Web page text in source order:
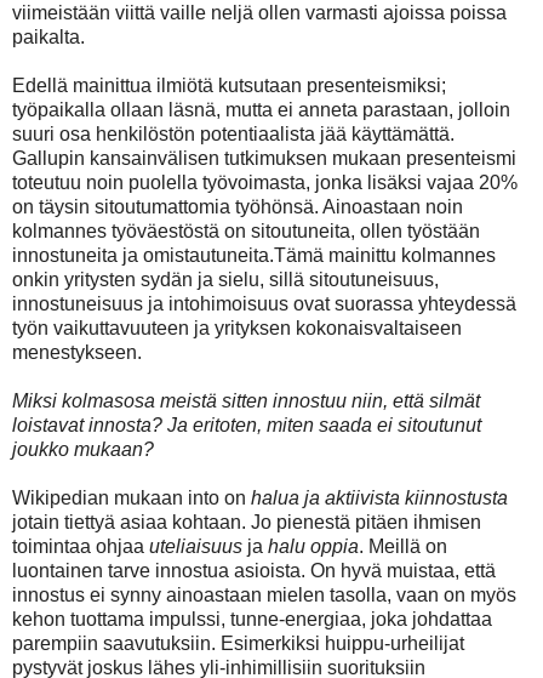
viimeistään viittä vaille neljä ollen varmasti ajoissa poissa
paikalta.
Edellä mainittua ilmiötä kutsutaan presenteismiksi;
työpaikalla ollaan läsnä, mutta ei anneta parastaan, jolloin
suuri osa henkilöstön potentiaalista jää käyttämättä.
Gallupin kansainvälisen tutkimuksen mukaan presenteismi
toteutuu noin puolella työvoimasta, jonka lisäksi vajaa 20%
on täysin sitoutumattomia työhönsä. Ainoastaan noin
kolmannes työväestöstä on sitoutuneita, ollen työstään
innostuneita ja omistautuneita.Tämä mainittu kolmannes
onkin yritysten sydän ja sielu, sillä sitoutuneisuus,
innostuneisuus ja intohimoisuus ovat suorassa yhteydessä
työn vaikuttavuuteen ja yrityksen kokonaisvaltaiseen
menestykseen.
Miksi kolmasosa meistä sitten innostuu niin, että silmät
loistavat innosta? Ja eritoten, miten saada ei sitoutunut
joukko mukaan?
Wikipedian mukaan into on halua ja aktiivista kiinnostusta
jotain tiettyä asiaa kohtaan. Jo pienestä pitäen ihmisen
toimintaa ohjaa uteliaisuus ja halu oppia. Meillä on
luontainen tarve innostua asioista. On hyvä muistaa, että
innostus ei synny ainoastaan mielen tasolla, vaan on myös
kehon tuottama impulssi, tunne-energiaa, joka johdattaa
parempiin saavutuksiin. Esimerkiksi huippu-urheilijat
pystyvät joskus lähes yli-inhimillisiin suorituksiin